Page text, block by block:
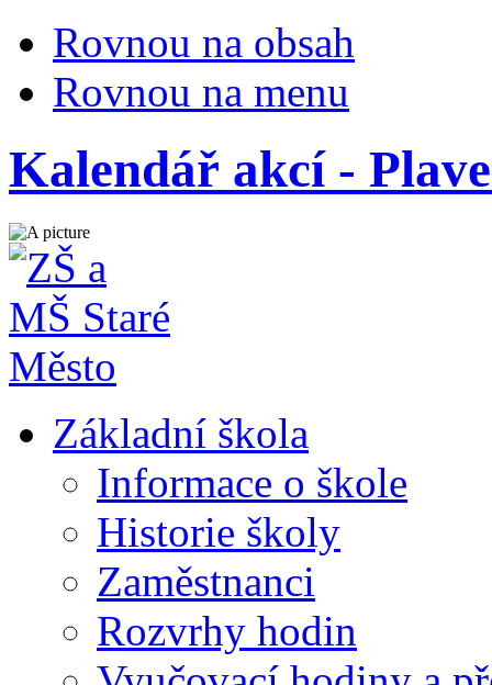
Rovnou na obsah
Rovnou na menu
Kalendář akcí -
Základní škola
Informace o škole
Historie školy
Zaměstnanci
Rozvrhy hodin